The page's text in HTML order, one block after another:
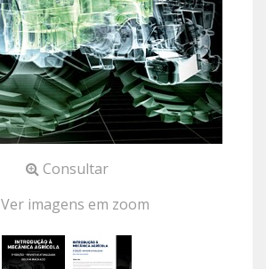
Consultar
Ver imagens em zoom